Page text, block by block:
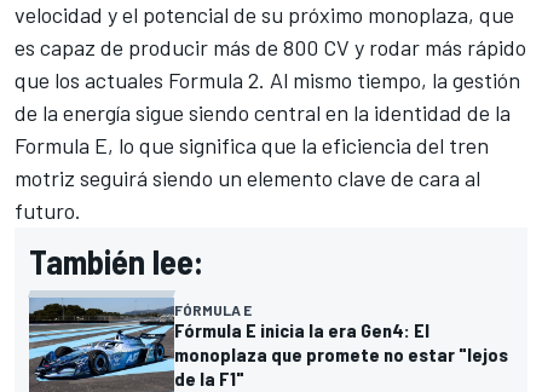
velocidad y el potencial de su próximo monoplaza, que
es capaz de producir más de 800 CV y rodar más rápido
que los actuales Formula 2. Al mismo tiempo, la gestión
de la energía sigue siendo central en la identidad de la
Formula E, lo que significa que la eficiencia del tren
motriz seguirá siendo un elemento clave de cara al
futuro.
También lee:
FÓRMULA E
Fórmula E inicia la era Gen4: El
monoplaza que promete no estar "lejos
de la F1"